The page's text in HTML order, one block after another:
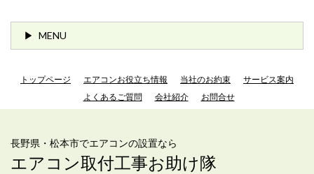
MENU
トップページ エアコンお役立ち情報 当社のお約束
サービス案内
よくあるご質問
会社紹介 お問合せ
長野県・松本市でエアコンの設置なら
エアコン取付工事お助け隊